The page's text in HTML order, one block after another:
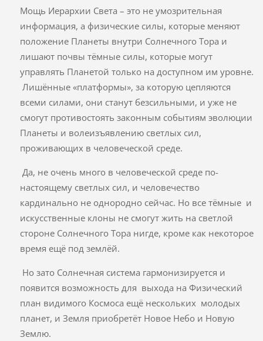
Мощь Иерархии Света – это не умозрительная
информация, а физические силы, которые меняют
положение Планеты внутри Солнечного Тора и
лишают почвы тёмные силы, которые могут
управлять Планетой только на доступном им уровне.
Лишённые «платформы», за которую цепляются
всеми силами, они станут безсильными, и уже не
смогут противостоять законным событиям эволюции
Планеты и волеизъявлению светлых сил,
проживающих в человеческой среде.
Да, не очень много в человеческой среде по-
настоящему светлых сил, и человечество
кардинально не однородно сейчас. Но все тёмные и
искусственные клоны не смогут жить на светлой
стороне Солнечного Тора нигде, кроме как некоторое
время ещё под землёй.
Но зато Солнечная система гармонизируется и
появится возможность для выхода на Физический
план видимого Космоса ещё нескольких молодых
планет, и Земля приобретёт Новое Небо и Новую
Землю.